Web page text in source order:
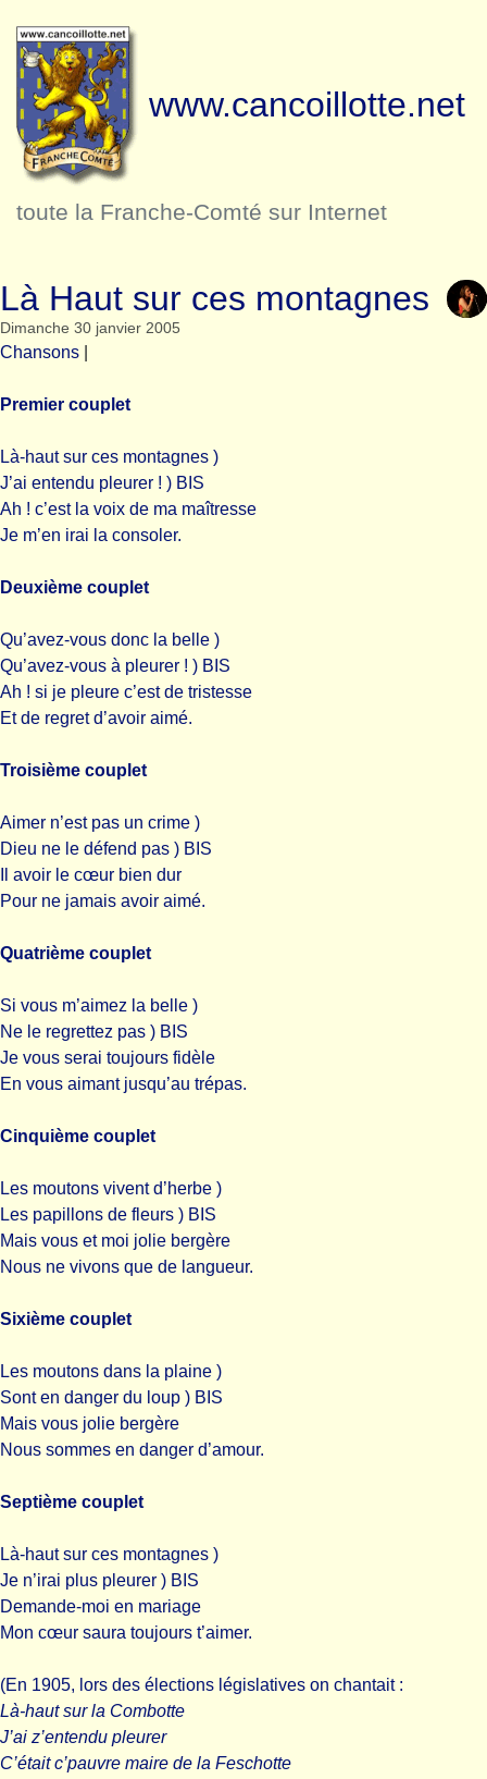
www.cancoillotte.net
toute la Franche-Comté sur Internet
Là Haut sur ces montagnes
Dimanche 30 janvier 2005
Chansons
Premier couplet
Là-haut sur ces montagnes )
J’ai entendu pleurer ! ) BIS
Ah ! c’est la voix de ma maîtresse
Je m’en irai la consoler.
Deuxième couplet
Qu’avez-vous donc la belle )
Qu’avez-vous à pleurer ! ) BIS
Ah ! si je pleure c’est de tristesse
Et de regret d’avoir aimé.
Troisième couplet
Aimer n’est pas un crime )
Dieu ne le défend pas ) BIS
Il avoir le cœur bien dur
Pour ne jamais avoir aimé.
Quatrième couplet
Si vous m’aimez la belle )
Ne le regrettez pas ) BIS
Je vous serai toujours fidèle
En vous aimant jusqu’au trépas.
Cinquième couplet
Les moutons vivent d’herbe )
Les papillons de fleurs ) BIS
Mais vous et moi jolie bergère
Nous ne vivons que de langueur.
Sixième couplet
Les moutons dans la plaine )
Sont en danger du loup ) BIS
Mais vous jolie bergère
Nous sommes en danger d’amour.
Septième couplet
Là-haut sur ces montagnes )
Je n’irai plus pleurer ) BIS
Demande-moi en mariage
Mon cœur saura toujours t’aimer.
(En 1905, lors des élections législatives on chantait :
Là-haut sur la Combotte
J’ai z’entendu pleurer
C’était c’pauvre maire de la Feschotte